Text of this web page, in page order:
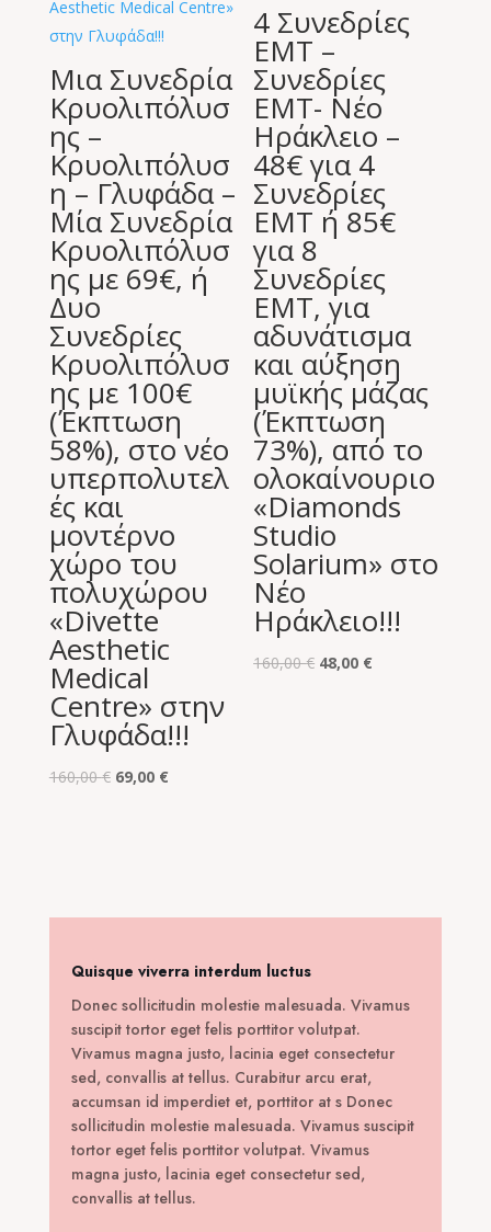
Μια Συνεδρία
Κρυολιπόλυσ
ης –
Κρυολιπόλυσ
η – Γλυφάδα –
Μία Συνεδρία
Κρυολιπόλυσ
ης με 69€, ή
Δυο
Συνεδρίες
Κρυολιπόλυσ
ης με 100€
(Έκπτωση
58%), στο νέο
υπερπολυτελ
ές και
μοντέρνο
χώρο του
πολυχώρου
«Divette
Aesthetic
Medical
Centre» στην
Γλυφάδα!!!
160,00€ Original
69,00 €Η
4 Συνεδρίες
EMT –
Συνεδρίες
EMT- Νέο
Ηράκλειο –
48€ για 4
Συνεδρίες
EMT ή 85€
για 8
Συνεδρίες
EMT, για
αδυνάτισμα
και αύξηση
μυϊκής μάζας
(Έκπτωση
73%), από το
ολοκαίνουριο
«Diamonds
Studio
Solarium» στο
Νέο
Ηράκλειο!!!
160,00€ Original
48,00 €
Quisque viverra interdum luctus
Donec sollicitudin molestie malesuada. Vivamus
suscipit tortor eget felis porttitor volutpat.
Vivamus magna justo, lacinia eget consectetur
sed, convallis at tellus. Curabitur arcu erat,
accumsan id imperdiet et, porttitor at s Donec
sollicitudin molestie malesuada. Vivamus suscipit
tortor eget felis porttitor volutpat. Vivamus
magna justo, lacinia eget consectetur sed,
convallis at tellus.